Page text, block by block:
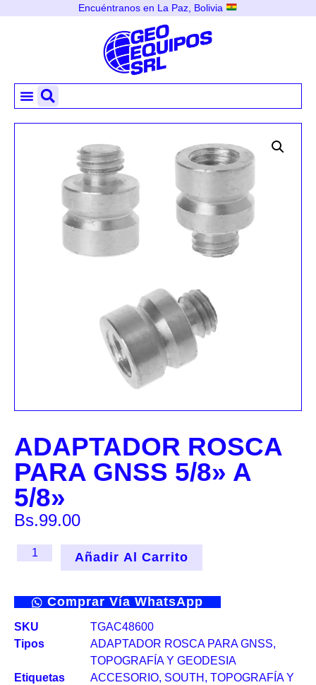
Encuéntranos en La Paz, Bolivia
ADAPTADOR ROSCA
PARA GNSS 5/8» A
5/8»
Bs.99.00
Añadir Al Carrito
Comprar Vía WhatsApp
SKU
TGAC48600
Tipos
ADAPTADOR ROSCA PARA GNSS,
TOPOGRAFÍA Y GEODESIA
Etiquetas
ACCESORIO, SOUTH , TOPOGRAFÍA Y